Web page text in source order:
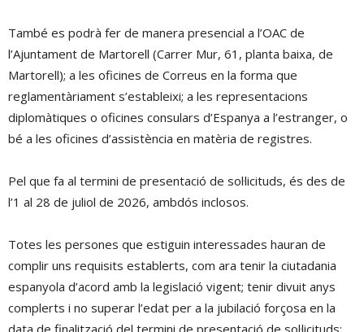
També es podrà fer de manera presencial a l’OAC de
l’Ajuntament de Martorell (Carrer Mur, 61, planta baixa, de
Martorell); a les oficines de Correus en la forma que
reglamentàriament s’estableixi; a les representacions
diplomàtiques o oficines consulars d’Espanya a l’estranger, o
bé a les oficines d’assistència en matèria de registres.
Pel que fa al termini de presentació de sol·licituds, és des de
l’1 al 28 de juliol de 2026, ambdós inclosos.
Totes les persones que estiguin interessades hauran de
complir uns requisits establerts, com ara tenir la ciutadania
espanyola d’acord amb la legislació vigent; tenir divuit anys
complerts i no superar l’edat per a la jubilació forçosa en la